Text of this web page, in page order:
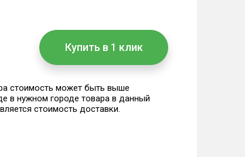
Купить в 1 клик
стоимость может быть выше
в нужном городе товара в данный
стоимость доставки.